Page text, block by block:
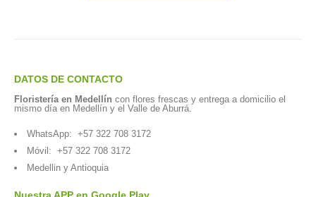
DATOS DE CONTACTO
Floristería en Medellín con flores frescas y entrega a domicilio el
mismo día en Medellín y el Valle de Aburrá.
WhatsApp: +57 322 708 3172
Móvil: +57 322 708 3172
Medellin y Antioquia